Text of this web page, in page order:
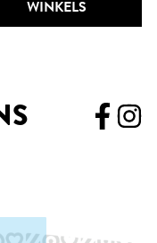
WINKELS